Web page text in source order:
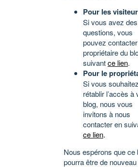
Pour les
Si vous avez des
questions, vous
pouvez
propriétaire du
suivantce lien.
Pour le
Si vous souhaitez
rétablir l’accès à
blog, nous vous
invitons à nous
contacter en
ce lien.
Nous espérons que ce
pourra être de nouveau